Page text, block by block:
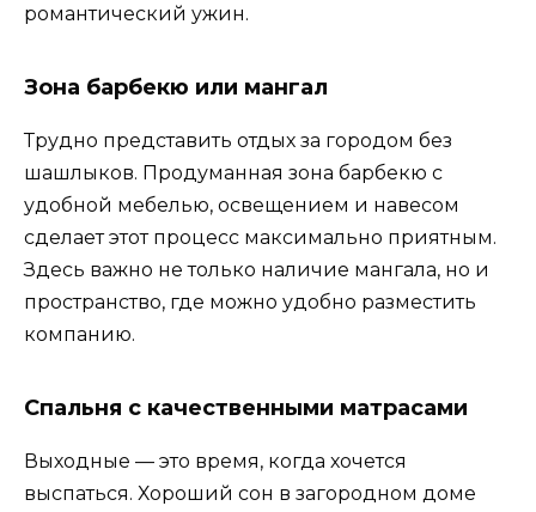
романтический ужин.
Зона барбекю или мангал
Трудно представить отдых за городом без
шашлыков. Продуманная зона барбекю с
удобной мебелью, освещением и навесом
сделает этот процесс максимально приятным.
Здесь важно не только наличие мангала, но и
пространство, где можно удобно разместить
компанию.
Спальня с качественными матрасами
Выходные — это время, когда хочется
выспаться. Хороший сон в загородном доме